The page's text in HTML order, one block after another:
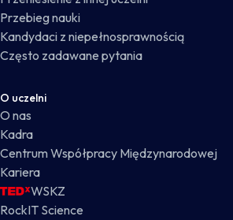
Przebieg nauki
Kandydaci z niepełnosprawnością
Często zadawane pytania
O uczelni
O nas
Kadra
Centrum Współpracy Międzynarodowej
Kariera
WSKZ
RockIT Science